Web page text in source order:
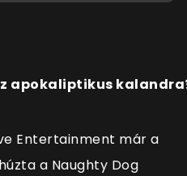
apokaliptikus
Entertainment már a
a Naughty Dog